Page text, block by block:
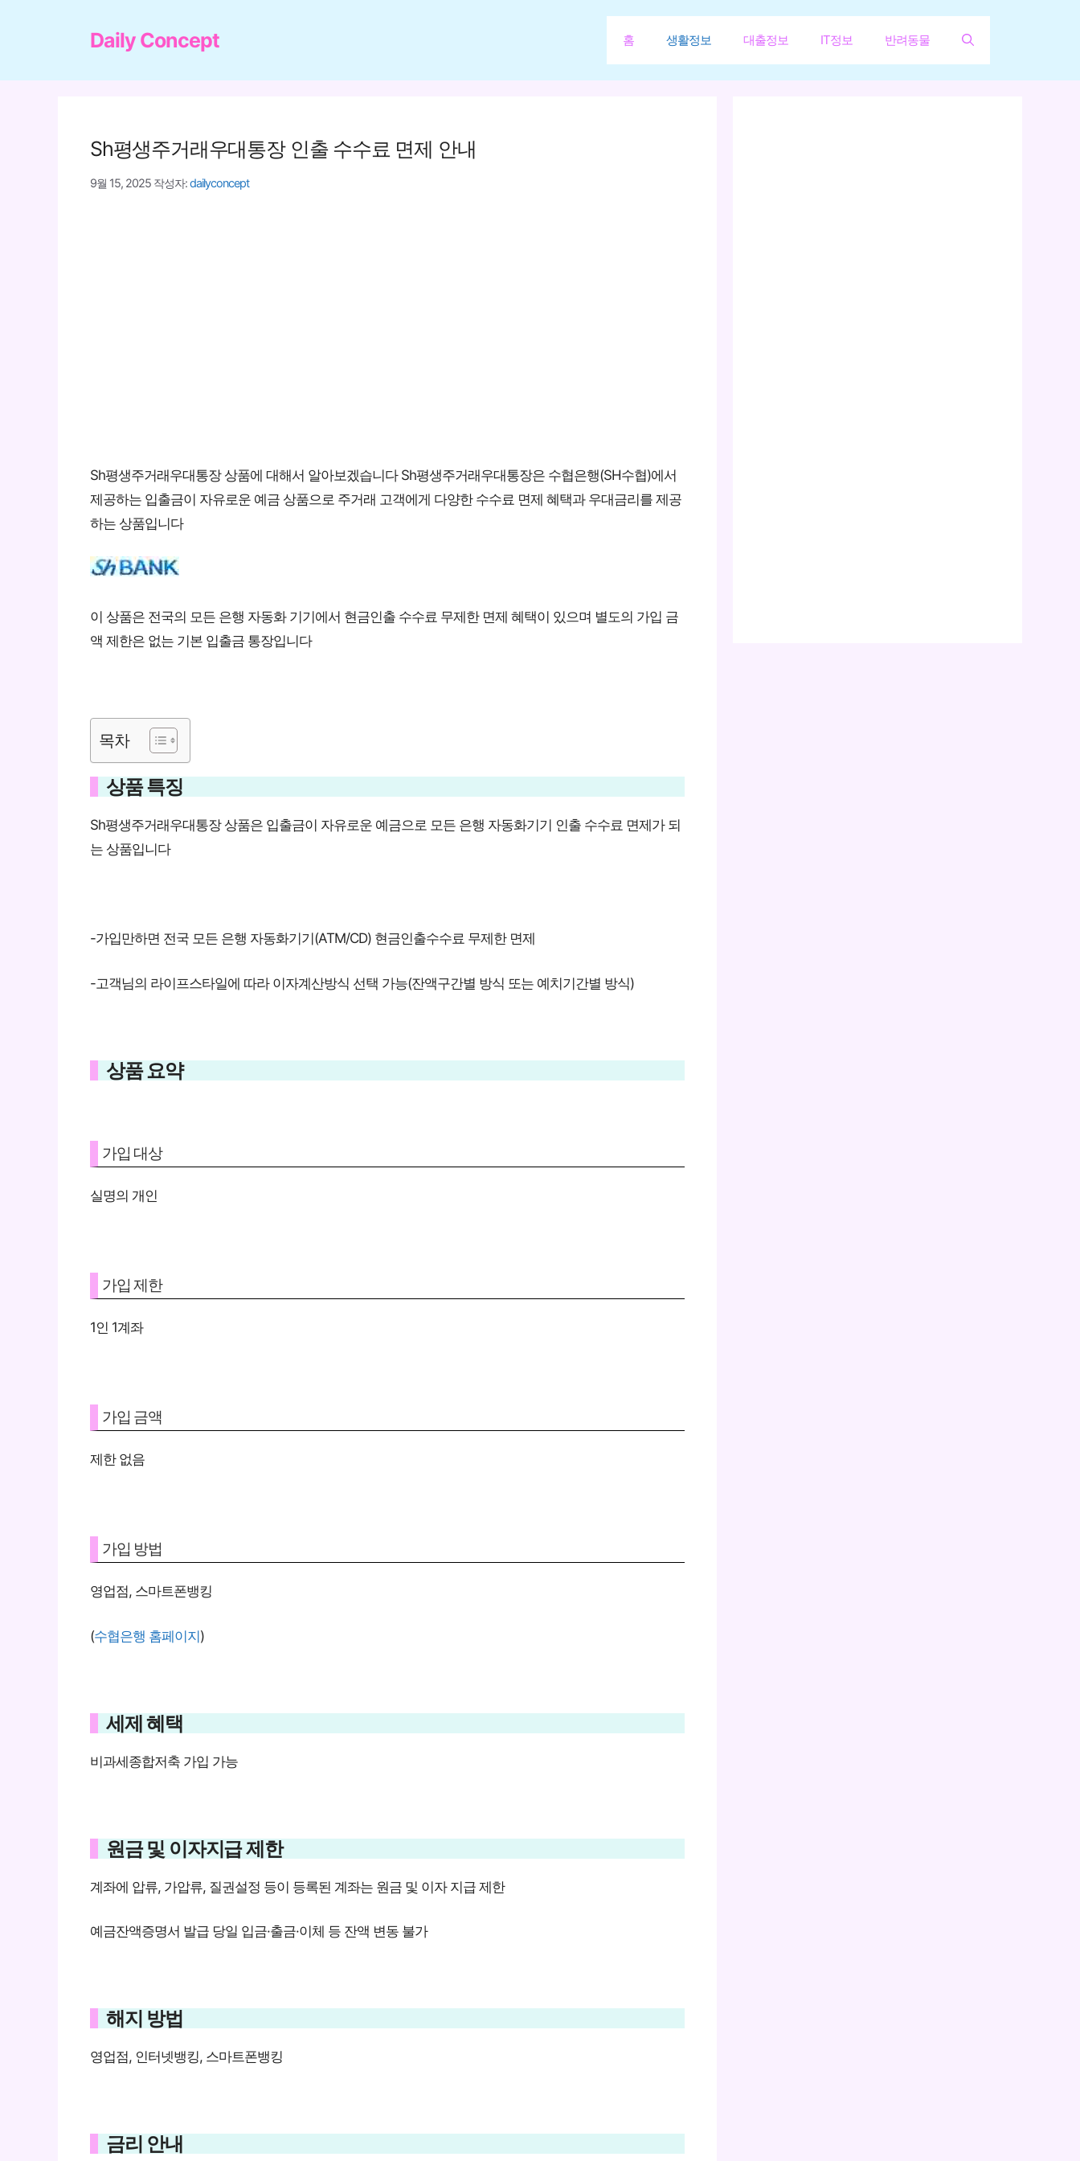
로
Daily Concept 홈 생활정보 대출정보 IT정보 반려동물
Sh평생주거래우대통장 인출 수수료 면제 안내
9월 15, 2025 작성자:dailyconcept
Sh평생주거래우대통장 상품에 대해서 알아보겠습니다 Sh평생주거래우대통장은 수협은행(SH수협)에서
제공하는 입출금이 자유로운 예금 상품으로 주거래 고객에게 다양한 수수료 면제 혜택과 우대금리를 제공
하는 상품입니다
이 상품은 전국의 모든 은행 자동화 기기에서 현금인출 수수료 무제한 면제 혜택이 있으며 별도의 가입 금
액 제한은 없는 기본 입출금 통장입니다
목차
상품 특징
Sh평생주거래우대통장 상품은 입출금이 자유로운 예금으로 모든 은행 자동화기기 인출 수수료 면제가 되
는 상품입니다
-가입만하면 전국 모든 은행 자동화기기(ATM/CD) 현금인출수수료 무제한 면제
-고객님의 라이프스타일에 따라 이자계산방식 선택 가능(잔액구간별 방식 또는 예치기간별 방식)
상품 요약
가입 대상
실명의 개인
가입 제한
1인 1계좌
가입 금액
제한 없음
가입 방법
영업점, 스마트폰뱅킹
(수협은행 홈페이지)
세제 혜택
비과세종합저축 가입 가능
원금 및 이자지급 제한
계좌에 압류, 가압류, 질권설정 등이 등록된 계좌는 원금 및 이자 지급 제한
예금잔액증명서 발급 당일 입금·출금·이체 등 잔액 변동 불가
해지 방법
영업점, 인터넷뱅킹, 스마트폰뱅킹
금리 안내